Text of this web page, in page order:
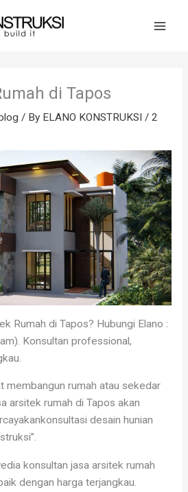
di Tapos
/ By ELANO KONSTRUKSI / 2
Rumah di Tapos? Hubungi Elano :
Konsultan professional,
membangun rumah atau sekedar
arsitek rumah di Tapos akan
desain hunian
konsultan jasa arsitek rumah
dengan harga terjangkau.